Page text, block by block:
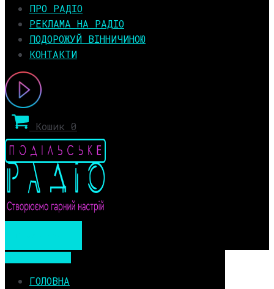
ПРО РАДІО
РЕКЛАМА НА РАДІО
ПОДОРОЖУЙ ВІННИЧИНОЮ
КОНТАКТИ
Кошик 0
ГОЛОВНА